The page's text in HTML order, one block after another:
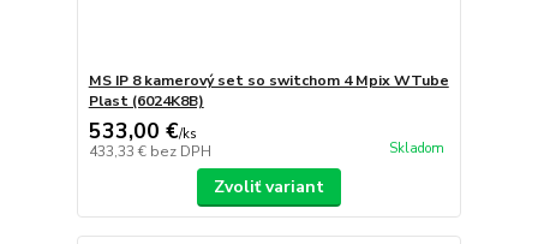
MS IP 8 kamerový set so switchom 4 Mpix WTube
Plast (6024K8B)
533,00 €/ks
433,33 € bez DPH Skladom
Zvoliť variant